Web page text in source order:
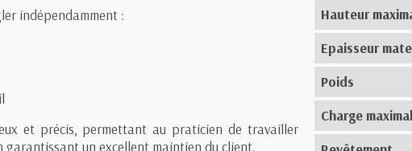
indépendamment :
et précis, permettant au praticien de travailler
un excellent maintien du client.
Hauteur
Epaisseur
Poids
Charge